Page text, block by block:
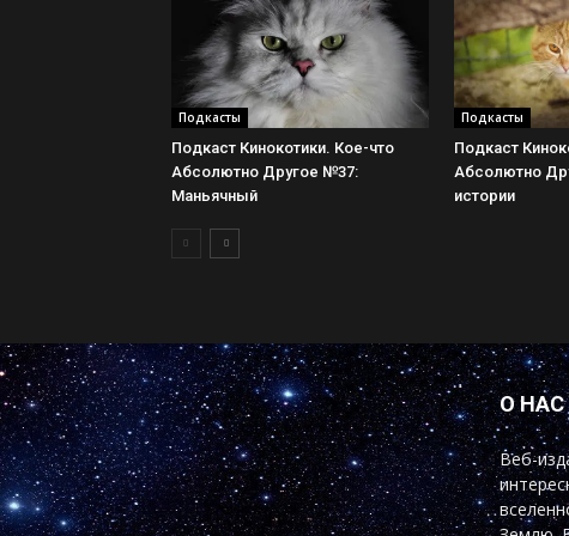
Подкасты
Подкаст Кинокотики. Кое-что
Абсолютно Другое №37:
Маньячный
Подкасты
Подкаст
Абсолютно
истории
О НАС
Веб-